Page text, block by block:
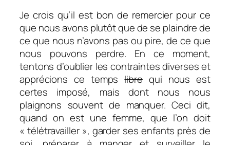
Je crois qu’il est bon de remercier pour ce
que nous avons plutôt que de se plaindre de
ce que nous n’avons pas ou pire, de ce que
nous pouvons perdre. En ce moment,
tentons d’oublier les contraintes diverses et
apprécions ce tempslibrequi nous est
certes imposé, mais dont nous nous
plaignons souvent de manquer. Ceci dit,
quand on est une femme, que l’on doit
« télétravailler », garder ses enfants près de